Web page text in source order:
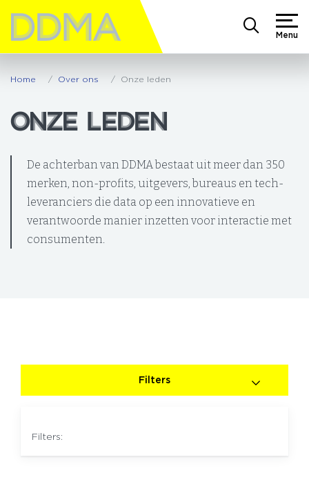
Menu
Home Over ons Onze leden
ONZE LEDEN
ONZE LEDEN
De achterban van DDMA bestaat uit meer dan 350
merken, non-profits, uitgevers, bureaus en tech-
leveranciers die data op een innovatieve en
verantwoorde manier inzetten voor interactie met
consumenten.
Filters
Filters: